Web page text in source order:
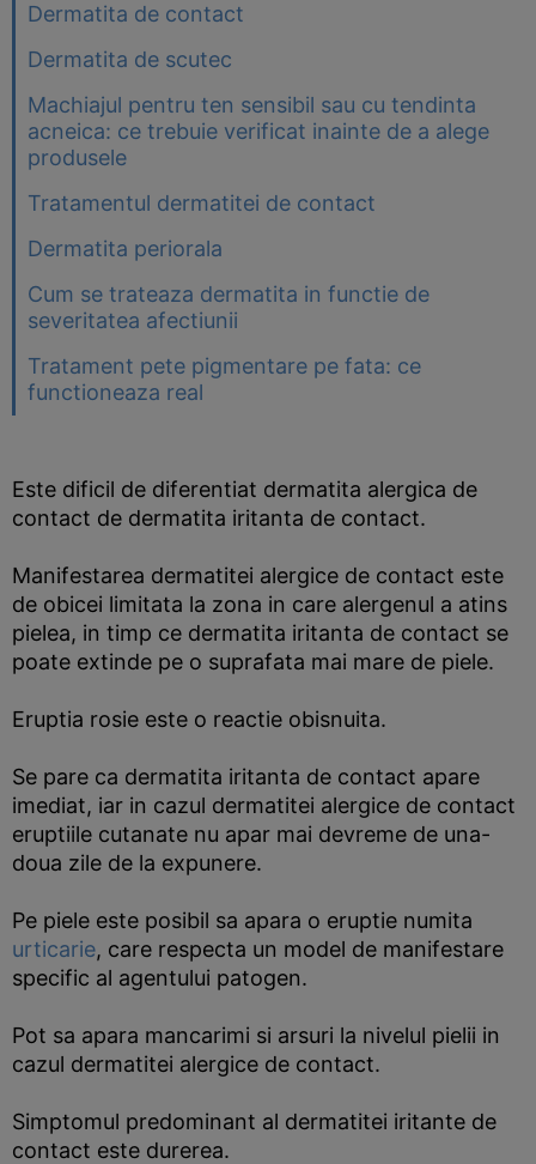
Dermatita de contact
Dermatita de scutec
Machiajul pentru ten sensibil sau cu tendinta
acneica: ce trebuie verificat inainte de a alege
produsele
Tratamentul dermatitei de contact
Dermatita periorala
Cum se trateaza dermatita in functie de
severitatea afectiunii
Tratament pete pigmentare pe fata: ce
functioneaza real
Este dificil de diferentiat dermatita alergica de
contact de dermatita iritanta de contact.
Manifestarea dermatitei alergice de contact este
de obicei limitata la zona in care alergenul a atins
pielea, in timp ce dermatita iritanta de contact se
poate extinde pe o suprafata mai mare de piele.
Eruptia rosie este o reactie obisnuita.
Se pare ca dermatita iritanta de contact apare
imediat, iar in cazul dermatitei alergice de contact
eruptiile cutanate nu apar mai devreme de una-
doua zile de la expunere.
Pe piele este posibil sa apara o eruptie numita
urticarie, care respecta un model de manifestare
specific al agentului patogen.
Pot sa apara mancarimi si arsuri la nivelul pielii in
cazul dermatitei alergice de contact.
Simptomul predominant al dermatitei iritante de
contact este durerea.